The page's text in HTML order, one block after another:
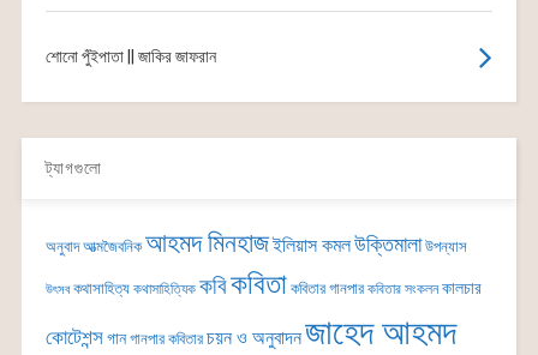
শোনো পুঁইপাতা || জাকির জাফরান
ট্যাগগুলো
অনুবাদ আত্মজৈবনিক আহমদ মিনহাজইলিয়াস কমলউক্তিমালা উপন্যাস
উৎসব কথাসাহিত্য কথাসাহিত্যিক কবিকবিতা কবিতার গানপার কবিতার সংকলন কালচার
কোটেশন্সগান গানপার কবিতার চয়ন ও অনুবাদনজাহেদ আহমদ